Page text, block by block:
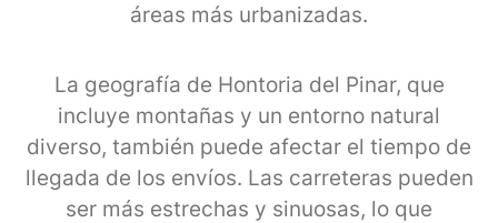
áreas más urbanizadas.
La geografía de Hontoria del Pinar, que
incluye montañas y un entorno natural
diverso, también puede afectar el tiempo de
llegada de los envíos. Las carreteras pueden
ser más estrechas y sinuosas, lo que